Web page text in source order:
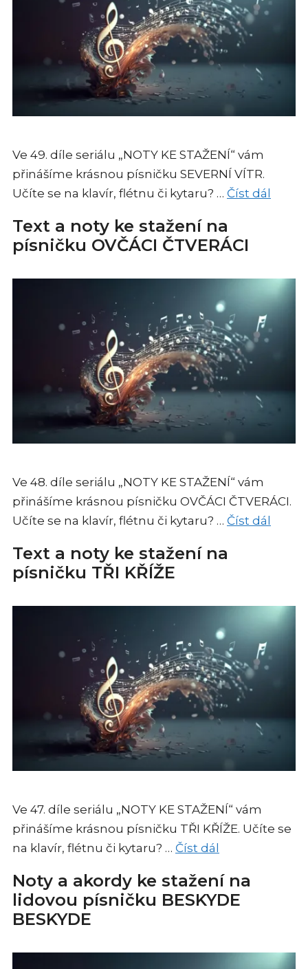
Ve 49. díle seriálu „NOTY KE STAŽENÍ“ vám
přinášíme krásnou písničku SEVERNÍ VÍTR.
Učíte se na klavír, flétnu či kytaru? … Číst dál
Text a noty ke stažení na
písničku OVČÁCI ČTVERÁCI
Ve 48. díle seriálu „NOTY KE STAŽENÍ“ vám
přinášíme krásnou písničku OVČÁCI ČTVERÁCI.
Učíte se na klavír, flétnu či kytaru? … Číst dál
Text a noty ke stažení na
písničku TŘI KŘÍŽE
Ve 47. díle seriálu „NOTY KE STAŽENÍ“ vám
přinášíme krásnou písničku TŘI KŘÍŽE. Učíte se
na klavír, flétnu či kytaru? … Číst dál
Noty a akordy ke stažení na
lidovou písničku BESKYDE
BESKYDE